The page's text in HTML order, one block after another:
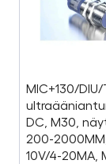
MIC+130/DIU/
DC, M30,
200-
10V/4-20MA,